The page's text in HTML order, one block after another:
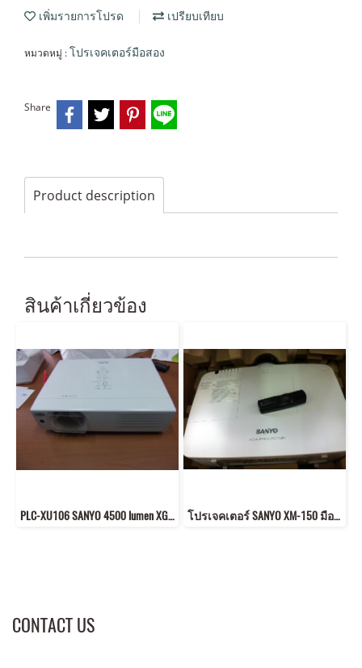
เพิ่มรายการโปรด เปรียบเทียบ
หมวดหมู่ : โปรเจคเตอร์มือสอง
Share
Product description
สินค้าเกี่ยวข้อง
PLC-XU106 SANYO 4500 lumen XGA 1024x768 โปรเจคเตอร์ SANYO XM-150 มือสอง ใช้ 80 ชม. 6000 lumen XGA
CONTACT US